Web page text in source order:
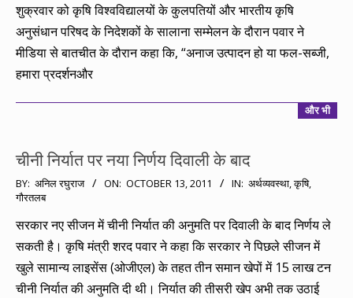
शुक्रवार को कृषि विश्वविद्यालयों के कुलपतियों और भारतीय कृषि
अनुसंधान परिषद के निदेशकों के सालाना सम्मेलन के दौरान पवार ने
मीडिया से बातचीत के दौरान कहा कि, “अनाज उत्पादन हो या फल-सब्जी,
हमारा प्रदर्शनऔर
और भी
चीनी निर्यात पर नया निर्णय दिवाली के बाद
2011-
10-
13
BY: अनिल रघुराज ON: OCTOBER 13, 2011 IN: अर्थव्यवस्था,कृषि,
गौरतलब
सरकार नए सीजन में चीनी निर्यात की अनुमति पर दिवाली के बाद निर्णय ले
सकती है। कृषि मंत्री शरद पवार ने कहा कि सरकार ने पिछले सीजन में
खुले सामान्य लाइसेंस (ओजीएल) के तहत तीन समान खेपों में 15 लाख टन
चीनी निर्यात की अनुमति दी थी। निर्यात की तीसरी खेप अभी तक उठाई